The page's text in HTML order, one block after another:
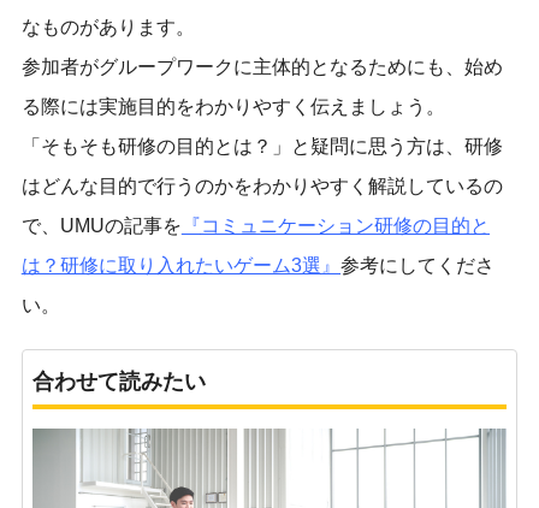
なものがあります。
参加者がグループワークに主体的となるためにも、始め
る際には実施目的をわかりやすく伝えましょう。
「そもそも研修の目的とは？」と疑問に思う方は、研修
はどんな目的で行うのかをわかりやすく解説しているの
で、UMUの記事を 『コミュニケーション研修の目的と
は？研修に取り入れたいゲーム3選 』 参考にしてくださ
い。
合わせて読みたい